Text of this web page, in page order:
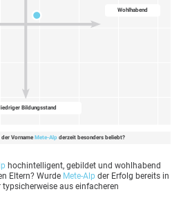
Wohlhabend
Bildungsstand
der Vorname Mete-Alp derzeit besonders beliebt?
hochintelligent, gebildet und wohlhabend
Eltern? Wurde Mete-Alp der Erfolg bereits in
aus einfacheren